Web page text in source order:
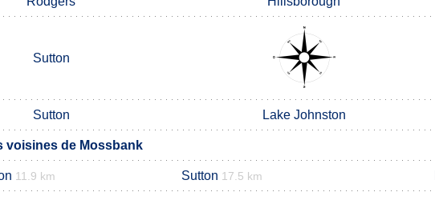
Sutton
Sutton Lake Johnston
voisines de Mossbank
11.9 km Sutton 17.5 km